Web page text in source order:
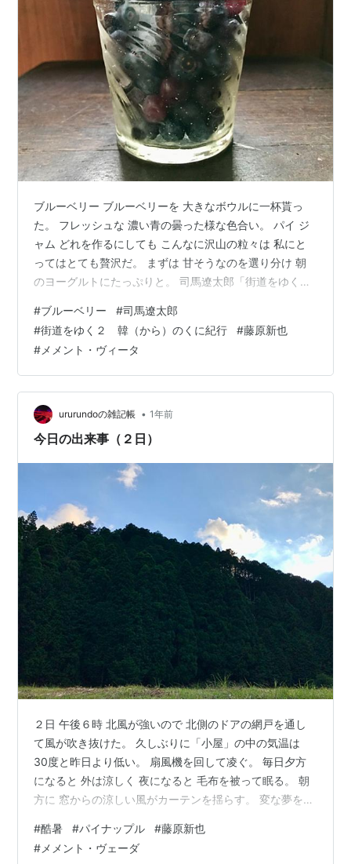
ブルーベリー ブルーベリーを 大きなボウルに一杯貰っ
た。 フレッシュな 濃い青の曇った様な色合い。 パイ ジ
ャム どれを作るにしても こんなに沢山の粒々は 私にと
ってはとても贅沢だ。 まずは 甘そうなのを選り分け 朝
のヨーグルトにたっぷりと。 司馬遼太郎「街道をゆく
読した。 「グッときた」というのではない。 ただ 面白
さに感動した。 司馬遼太郎の人物表現の愉快さ 日本と対
馬と朝鮮半島が 共に歴史が始まって以来 お互いの地から
人が行ったり来たり。 図書館で借りたのではなく 珍しく
買った本だ。 この本の前に 藤原新也の「メメント・ヴィ
ータ」を読…
#ブルーベリー #司馬遼太郎
#街道をゆく２ 韓（から）のくに紀行 #藤原新也
# メメント・ヴィータ
ururundoの雑記帳 • 1年前
今日の出来事（２日）
２日 午後６時 北風が強いので 北側のドアの網戸を通し
て風が吹き抜けた。 久しぶりに「小屋」の中の気温は
30度と昨日より低い。 扇風機を回して凌ぐ。 毎日夕方
になると 外は涼しく 夜になると 毛布を被って眠る。 朝
方に 窓からの涼しい風がカーテンを揺らす。 変な夢をよ
て 冷蔵庫で冷やした。 昼 晩のご飯の時に食べたのが 本
当に美味しかった。 藤原新也の「メメント・ヴェーダ」
#酷暑 #パイナップル #藤原新也
# メメント・ヴェーダ